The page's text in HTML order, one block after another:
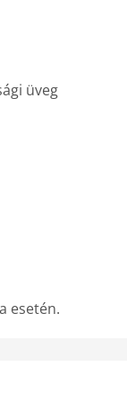
üveg
esetén.